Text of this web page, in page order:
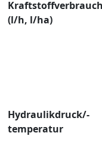
Kraftstoffverbrauch
(l/h, l/ha)
Hydraulikdruck/-
temperatur